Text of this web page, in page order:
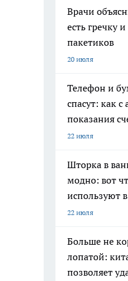
Врачи
есть гречку
пакетиков
20 июля
Телефон и
спасут: как с
показания
22 июля
Шторка в
модно: вот
используют
22 июля
Больше не
лопатой:
позволяет